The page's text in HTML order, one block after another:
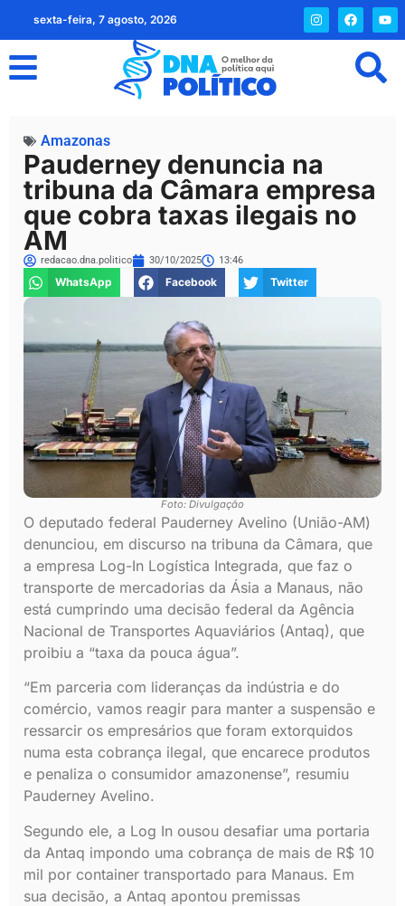
sexta-feira, 7 agosto, 2026
Amazonas
Pauderney denuncia na
tribuna da Câmara empresa
que cobra taxas ilegais no
AM
redacao.dna.politico 30/10/2025 13:46
WhatsApp Facebook Twitter
Foto: Divulgação
O deputado federal Pauderney Avelino (União-AM)
denunciou, em discurso na tribuna da Câmara, que
a empresa Log-In Logística Integrada, que faz o
transporte de mercadorias da Ásia a Manaus, não
está cumprindo uma decisão federal da Agência
Nacional de Transportes Aquaviários (Antaq), que
proibiu a “taxa da pouca água”.
“Em parceria com lideranças da indústria e do
comércio, vamos reagir para manter a suspensão e
ressarcir os empresários que foram extorquidos
numa esta cobrança ilegal, que encarece produtos
e penaliza o consumidor amazonense”, resumiu
Pauderney Avelino.
Segundo ele, a Log In ousou desafiar uma portaria
da Antaq impondo uma cobrança de mais de R$ 10
mil por container transportado para Manaus. Em
sua decisão, a Antaq apontou premissas